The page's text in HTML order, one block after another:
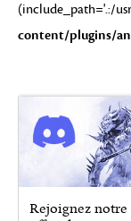
(include_path='.:/
content/plugins/
Rejoignez